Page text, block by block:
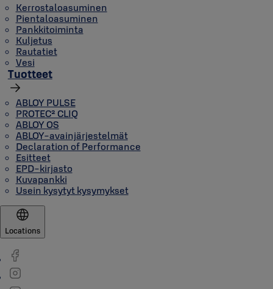
Kerrostaloasuminen
Pientaloasuminen
Pankkitoiminta
Kuljetus
Rautatiet
Vesi
Tuotteet
ABLOY PULSE
PROTEC² CLIQ
ABLOY OS
ABLOY-avainjärjestelmät
Declaration of Performance
Esitteet
EPD-kirjasto
Kuvapankki
Usein kysytyt kysymykset
Locations